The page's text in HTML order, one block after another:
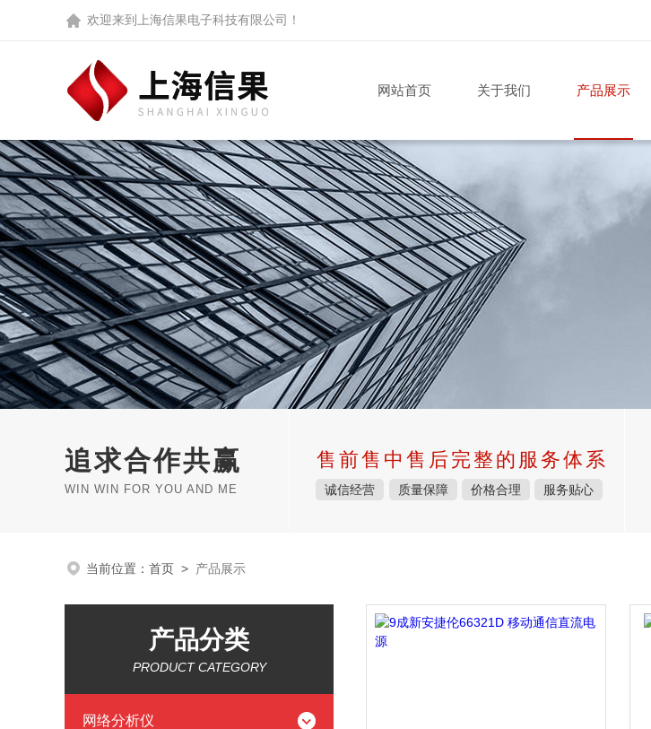
欢迎来到 上海信果电子科技有限公司 ！
网站首页 关于我们 产品展示
追求合作共赢
WIN WIN FOR YOU AND ME
售前售中售后完整的服务体系
诚信经营 质量保障 价格合理 服务贴心
当前位置： 首页 > 产品展示
产品分类
PRODUCT CATEGORY
网络分析仪